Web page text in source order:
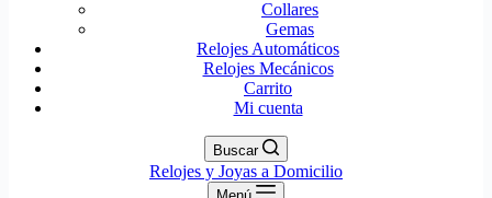
Collares
Gemas
Relojes Automáticos
Relojes Mecánicos
Carrito
Mi cuenta
Buscar
Relojes y Joyas a Domicilio